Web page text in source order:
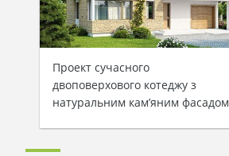
Проект сучасного
двоповерхового котеджу з
натуральним кам’яним фасадом